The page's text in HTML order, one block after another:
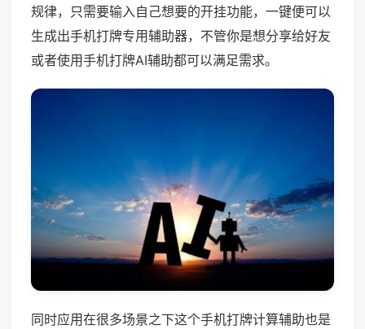
规律，只需要输入自己想要的开挂功能，一键便可以
生成出手机打牌专用辅助器，不管你是想分享给好友
或者使用手机打牌AI辅助都可以满足需求。
同时应用在很多场景之下这个手机打牌计算辅助也是